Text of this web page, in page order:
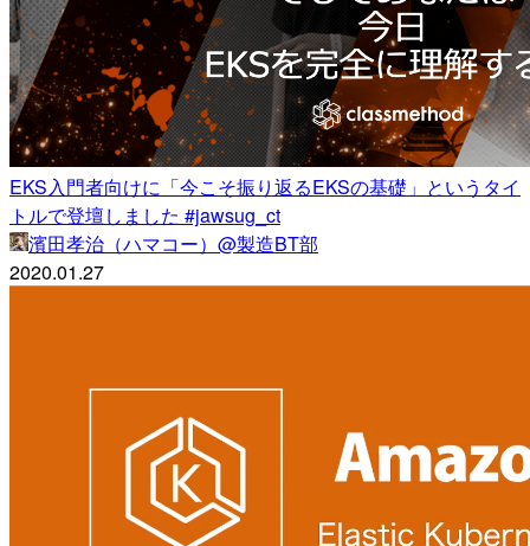
EKS入門者向けに「今こそ振り返るEKSの基礎」というタイ
トルで登壇しました #jawsug_ct
濱田孝治（ハマコー）@製造BT部
2020.01.27